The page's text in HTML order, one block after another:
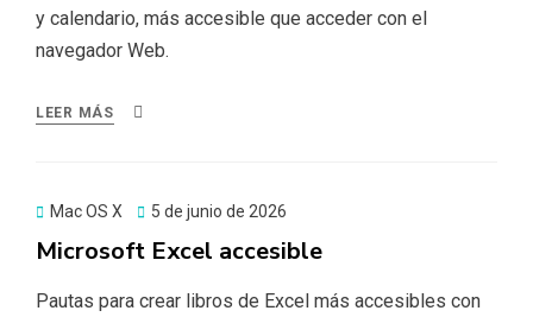
y calendario, más accesible que acceder con el
navegador Web.
LEER MÁS
Mac OS X
Publicado
5 de junio de 2026
Microsoft Excel accesible
Pautas para crear libros de Excel más accesibles con